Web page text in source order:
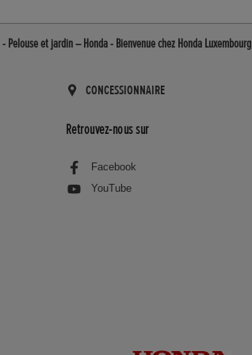
- Pelouse et jardin – Honda - Bienvenue chez Honda Luxembourg
CONCESSIONNAIRE
Retrouvez-nous sur
Facebook
YouTube